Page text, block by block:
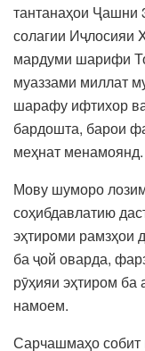
тантанаҳои Ҷашни
солагии
мардуми шарифи
муаззами миллат
шарафу ифтихор
бардошта, барои
меҳнат менамоянд.
Мову шуморо
соҳибдавлатию
эҳтироми рамзҳои
ба ҷой оварда,
рӯҳияи эҳтиром
намоем.
Сарчашмаҳо собит